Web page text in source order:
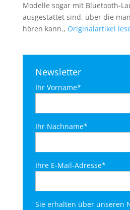
Modelle sogar mit Bluetooth-
ausgestattet sind, über die
hören kann., Originalartikel
Newsletter
Ihr Vorname*
Ihr Nachname*
Ihre E-Mail-Adresse*
Sie erhalten über unseren